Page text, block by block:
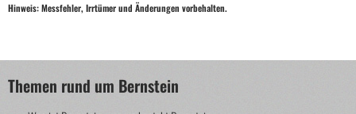
Hinweis: Messfehler, Irrtümer und Änderungen vorbehalten.
Themen rund um Bernstein